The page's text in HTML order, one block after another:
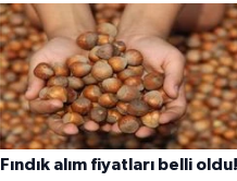
Fındık alım fiyatları belli oldu!